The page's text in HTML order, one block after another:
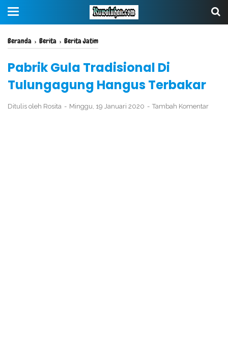
Beranda › Berita › Berita Jatim
Pabrik Gula Tradisional Di
Tulungagung Hangus Terbakar
Ditulis oleh Rosita Minggu, 19 Januari 2020 Tambah Komentar